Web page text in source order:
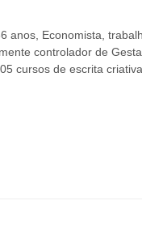
anos, Economista,
controlador de
cursos de escrita